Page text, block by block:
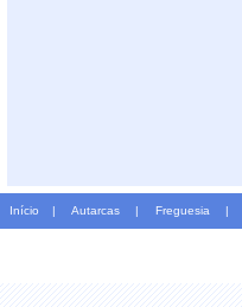
Início | Autarcas | Freguesia |